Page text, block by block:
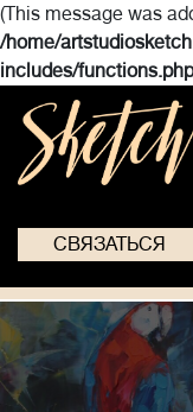
(This message was
/home/
includes/functions.php
СВЯЗАТЬСЯ